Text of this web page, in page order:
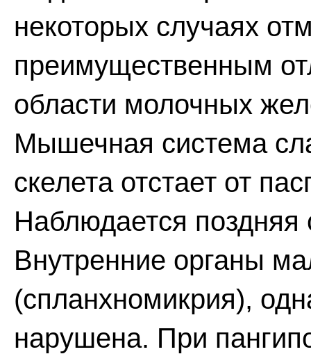
некоторых случаях
преимущественным
области молочных
Мышечная система
скелета отстает от
Наблюдается
Внутренние органы
(спланхномикрия),
нарушена. При